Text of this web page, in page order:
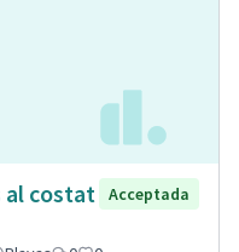
al costat
Acceptada